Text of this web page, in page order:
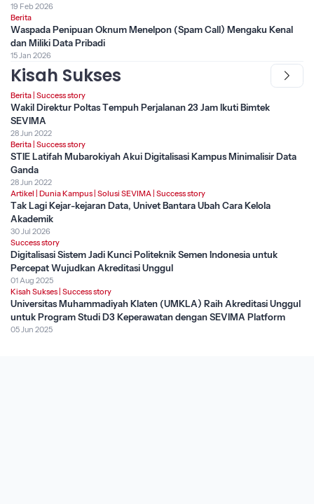
19 Feb 2026
Berita
Waspada Penipuan Oknum Menelpon (Spam Call) Mengaku Kenal
dan Miliki Data Pribadi
15 Jan 2026
Kisah Sukses
Berita | Success story
Wakil Direktur Poltas Tempuh Perjalanan 23 Jam Ikuti Bimtek
SEVIMA
28 Jun 2022
Berita | Success story
STIE Latifah Mubarokiyah Akui Digitalisasi Kampus Minimalisir Data
Ganda
28 Jun 2022
Artikel | Dunia Kampus | Solusi SEVIMA | Success story
Tak Lagi Kejar-kejaran Data, Univet Bantara Ubah Cara Kelola
Akademik
30 Jul 2026
Success story
Digitalisasi Sistem Jadi Kunci Politeknik Semen Indonesia untuk
Percepat Wujudkan Akreditasi Unggul
01 Aug 2025
Kisah Sukses | Success story
Universitas Muhammadiyah Klaten (UMKLA) Raih Akreditasi Unggul
untuk Program Studi D3 Keperawatan dengan SEVIMA Platform
05 Jun 2025